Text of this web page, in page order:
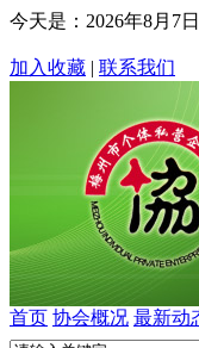
今天是： 2026年8月7
加入收藏 | 联系我们
首页 协会概况 最新动